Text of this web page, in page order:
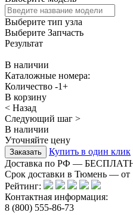
Выберите тип узла
Выберите Запчасть
Результат
В наличии
Каталожные номера:
Количество -1+
В корзину
< Назад
Следующий шаг >
В наличии
Уточняйте цену
Купить в один клик
Доставка по РФ —
Срок доставки в Тюмень — от
Рейтинг:
Контактная информация:
8 (800) 555-86-73